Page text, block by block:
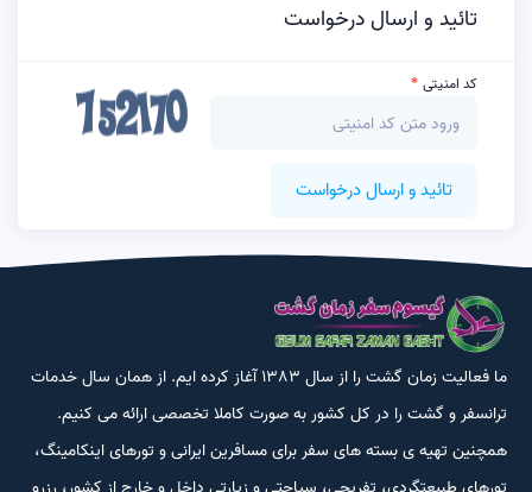
تائید و ارسال درخواست
کد امنیتی
تائید و ارسال درخواست
ما فعالیت زمان گشت را از سال 1383 آغاز کرده ایم. از همان سال خدمات
ترانسفر و گشت را در کل کشور به صورت کاملا تخصصی ارائه می کنیم.
همچنین تهیه ی بسته های سفر برای مسافرین ایرانی و تورهای اینکامینگ،